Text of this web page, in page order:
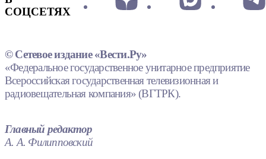
СОЦСЕТЯХ
© Сетевое издание «Вести.Ру»
«Федеральное государственное унитарное предприятие
Всероссийская государственная телевизионная и
радиовещательная компания» (ВГТРК).
Главный редактор
А. А. Филипповский